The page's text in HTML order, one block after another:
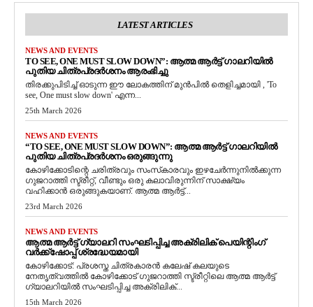
LATEST ARTICLES
NEWS AND EVENTS
TO SEE, ONE MUST SLOW DOWN”: ആത്മ ആർട്ട് ഗാലറിയിൽ
പുതിയ ചിത്രപ്രദർശനം ആരംഭിച്ചു
തിരക്കുപിടിച്ച് ഓടുന്ന ഈ ലോകത്തിന് മുൻപിൽ തെളിച്ചമായി , 'To
see, One must slow down' എന്ന...
25th March 2026
NEWS AND EVENTS
“TO SEE, ONE MUST SLOW DOWN”: ആത്മ ആർട്ട് ഗാലറിയിൽ
പുതിയ ചിത്രപ്രദർശനം ഒരുങ്ങുന്നു
കോഴിക്കോടിന്റെ ചരിത്രവും സംസ്‌കാരവും ഇഴചേർന്നുനിൽക്കുന്ന
ഗുജറാത്തി സ്ട്രീറ്റ്, വീണ്ടും ഒരു കലാവിരുന്നിന് സാക്ഷ്യം
വഹിക്കാൻ ഒരുങ്ങുകയാണ്. ആത്മ ആർട്ട്...
23rd March 2026
NEWS AND EVENTS
ആത്മ ആർട്ട് ഗ്യാലറി സംഘടിപ്പിച്ച അക്രിലിക് പെയിന്റിംഗ്
വർക്ക്‌ഷോപ്പ് ശ്രദ്ധേയമായി
കോഴിക്കോട്: പ്രശസ്ത ചിത്രകാരൻ കലേഷ് കലയുടെ
നേതൃത്വത്തിൽ കോഴിക്കോട് ഗുജറാത്തി സ്ട്രീറ്റിലെ ആത്മ ആർട്ട്
ഗ്യാലറിയിൽ സംഘടിപ്പിച്ച അക്രിലിക്...
15th March 2026